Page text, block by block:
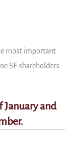
most important
SE shareholders
January and